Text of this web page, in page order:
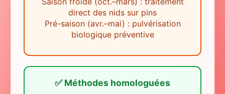
direct des nids sur pins
Pré-saison (avr.–mai) : pulvérisation
biologique préventive
✅ Méthodes homologuées